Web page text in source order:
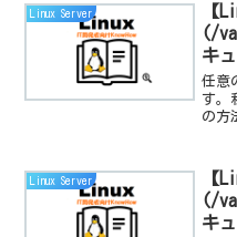
Linux Server
【
(/
キ
録
ッ
任意
す。
の方
を
デ
ウ
Linux Server
【
(/
キ